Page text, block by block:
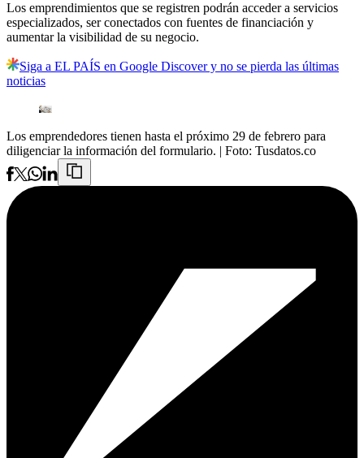
Los emprendimientos que se registren podrán acceder a servicios
especializados, ser conectados con fuentes de financiación y
aumentar la visibilidad de su negocio.
Siga a EL PAÍS en Google Discover y no se pierda las últimas
noticias
Los emprendedores tienen hasta el próximo 29 de febrero para
diligenciar la información del formulario. | Foto: Tusdatos.co